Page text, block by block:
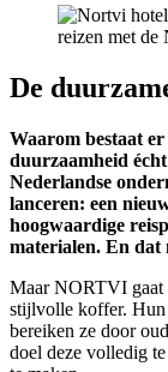
De
Waarom bestaat
duurzaamheid
Nederlandse
lanceren: een
hoogwaardige
materialen. En dat
Maar NORTVI gaat
stijlvolle koffer.
bereiken ze door
doel deze volledig